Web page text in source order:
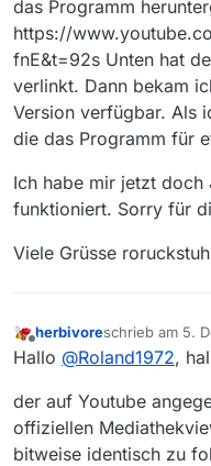
das Programm
https://
fnE&t=92s Unten hat
verlinkt. Dann bekam
Version verfügbar. Als
die das Programm für
Ich habe mir jetzt doch
funktioniert. Sorry für
Viele Grüsse
Offline
herbivoreschrieb am 5.
zuletzt editiert
Hallo @Roland1972,
der auf Youtube
offiziellen
bitweise identisch zu